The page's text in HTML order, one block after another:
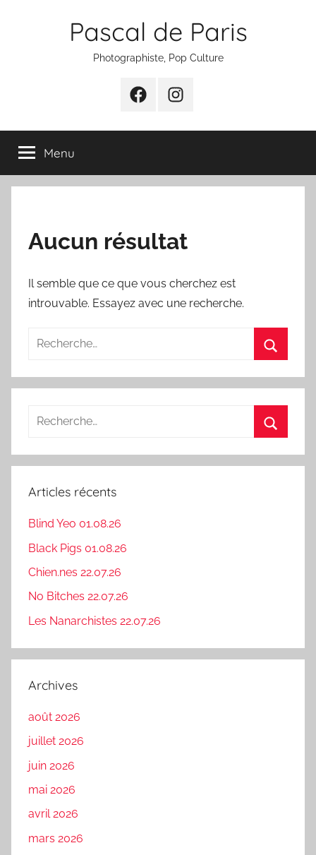
Pascal de Paris
Photographiste, Pop Culture
FacebookInstagram
Menu
Aucun résultat
Il semble que ce que vous cherchez est
introuvable. Essayez avec une recherche.
Recherche
:
Recherche
:
Articles récents
Blind Yeo 01.08.26
Black Pigs 01.08.26
Chien.nes 22.07.26
No Bitches 22.07.26
Les Nanarchistes 22.07.26
Archives
août 2026
juillet 2026
juin 2026
mai 2026
avril 2026
mars 2026